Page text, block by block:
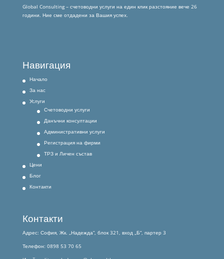
Global Consulting – счетоводни услуги на един клик разстояние вече 26
години. Ние сме отдадени за Вашия успех.
Навигация
Начало
За нас
Услуги
Счетоводни услуги
Данъчни консултации
Административни услуги
Регистрация на фирми
ТРЗ и Личен състав
Цени
Блог
Контакти
Контакти
Адрес: София, Жк. „Надежда“, блок 321, вход „Б“, партер 3
Телефон: 0898 53 70 65